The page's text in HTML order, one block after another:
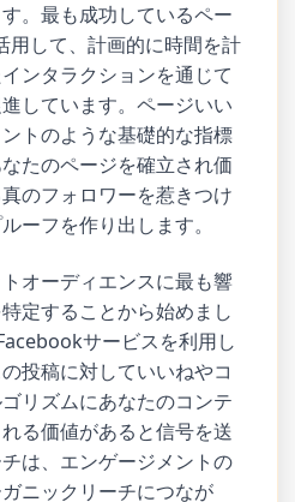
。最も成功しているペー
用して、計画的に時間を計
ンタラクションを通じて
しています。ページいい
トのような基礎的な指標
たのページを確立され価
のフォロワーを惹きつけ
ーフを作り出します。
オーディエンスに最も響
定することから始めまし
サービスを利用し
投稿に対していいねやコ
リズムにあなたのコンテ
る価値があると信号を送
は、エンゲージメントの
ニックリーチにつなが